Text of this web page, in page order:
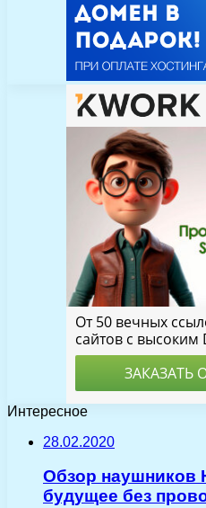
Интересное
28.02.2020
Обзор наушников
будущее без